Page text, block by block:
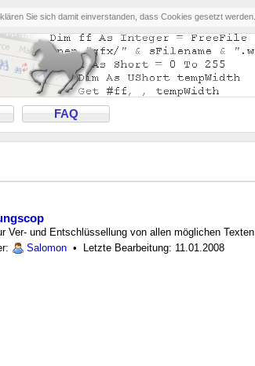
Sie sich damit einverstanden, dass Cookies gesetzt werden.
FAQ
Ver- und Entschlüssellung von allen möglichen Texten
Salomon • Letzte Bearbeitung: 11.01.2008